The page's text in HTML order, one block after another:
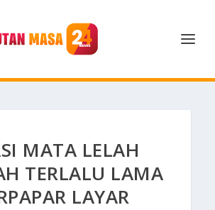
MATA LELAH
TERLALU LAMA
LAYAR